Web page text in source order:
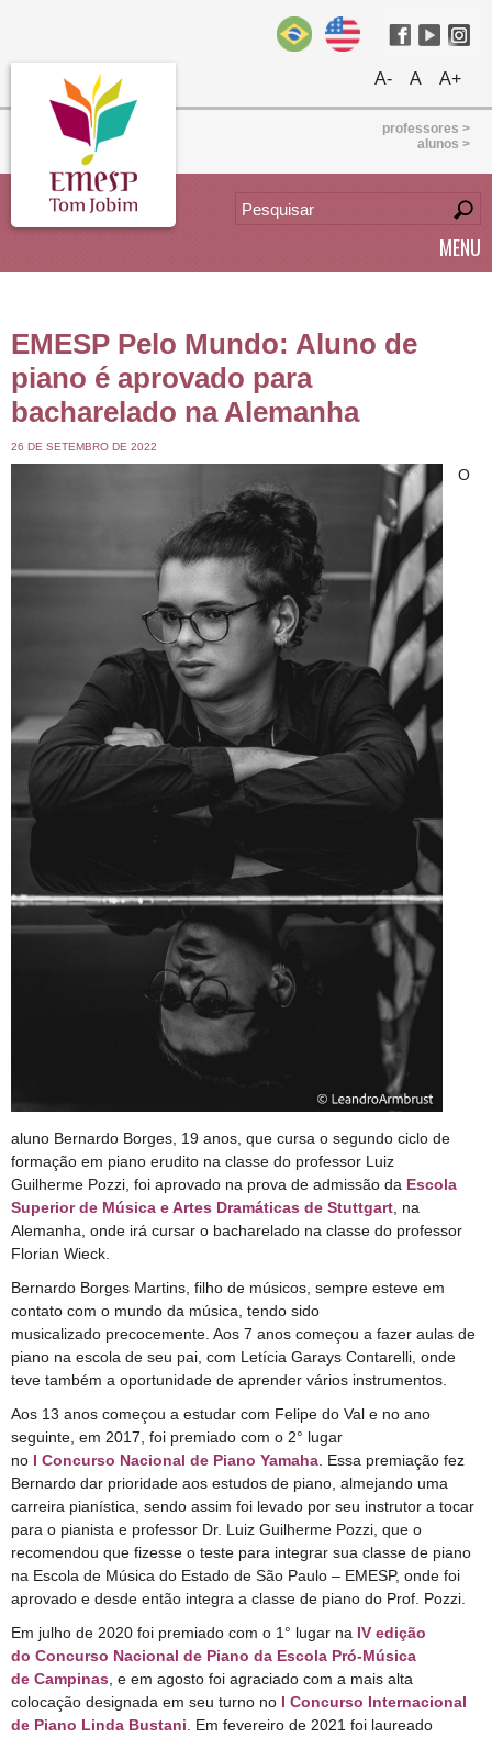
A- A A+
professores >
alunos >
MENU
EMESP Pelo Mundo: Aluno de
piano é aprovado para
bacharelado na Alemanha
26 DE SETEMBRO DE 2022
O
aluno Bernardo Borges, 19 anos, que cursa o segundo ciclo de
formação em piano erudito na classe do professor Luiz
Guilherme Pozzi , foi aprovado na prova de admissão da Escola
Superior de Música e Artes Dramáticas de Stuttgart , na
Alemanha, onde irá cursar o bacharelado na classe do professor
Florian Wieck.
Bernardo Borges Martins, filho de músicos, sempre esteve em
contato com o mundo da música, tendo sido
musicalizado precocemente. Aos 7 anos começou a fazer aulas de
piano na escola de seu pai, com Letícia Garays Contarelli, onde
teve também a oportunidade de aprender vários instrumentos.
Aos 13 anos começou a estudar com Felipe do Val e no ano
seguinte, em 2017, foi premiado com o 2° lugar
no I Concurso Nacional de Piano Yamaha . Essa premiação fez
Bernardo dar prioridade aos estudos de piano, almejando uma
carreira pianística, sendo assim foi levado por seu instrutor a tocar
para o pianista e professor Dr. Luiz Guilherme Pozzi, que o
recomendou que fizesse o teste para integrar sua classe de piano
na Escola de Música do Estado de São Paulo – EMESP, onde foi
aprovado e desde então integra a classe de piano do Prof. Pozzi.
Em julho de 2020 foi premiado com o 1° lugar na IV edição
do Concurso Nacional de Piano da Escola Pró-Música
de Campinas , e em agosto foi agraciado com a mais alta
colocação designada em seu turno no I Concurso Internacional
de Piano Linda Bustani . Em fevereiro de 2021 foi laureado